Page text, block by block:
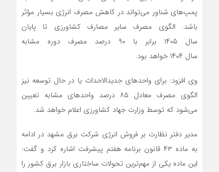
پمپ‌های شناور می‌تواند در کاهش مصرف انرژی بسیار مؤثر
باشد. الگوی مصرف سایر مصارف کشاورزی تا پایان
سال ۱۴۰۵ برابر با ۹۰ درصد مصرف دوره مشابه
سال ۱۴۰۴ خواهد بود.
وی افزود: برای واحدهای جدیدالاحداث یا در حال توسعه نیز
الگوی مصرف معادل ۸۵ درصد واحدهای مشابه تعیین
می‌شود که توسط وزارت جهاد کشاورزی اعلام خواهد شد.
مدیر دفتر نظارت بر فروش انرژی شرکت برق مشهد در ادامه
به ماده ۴۳ قانون برنامه هفتم پیشرفت اشاره کرد و گفت:
این ماده یکی از مهم‌ترین تحولات ساختاری بازار برق کشور را